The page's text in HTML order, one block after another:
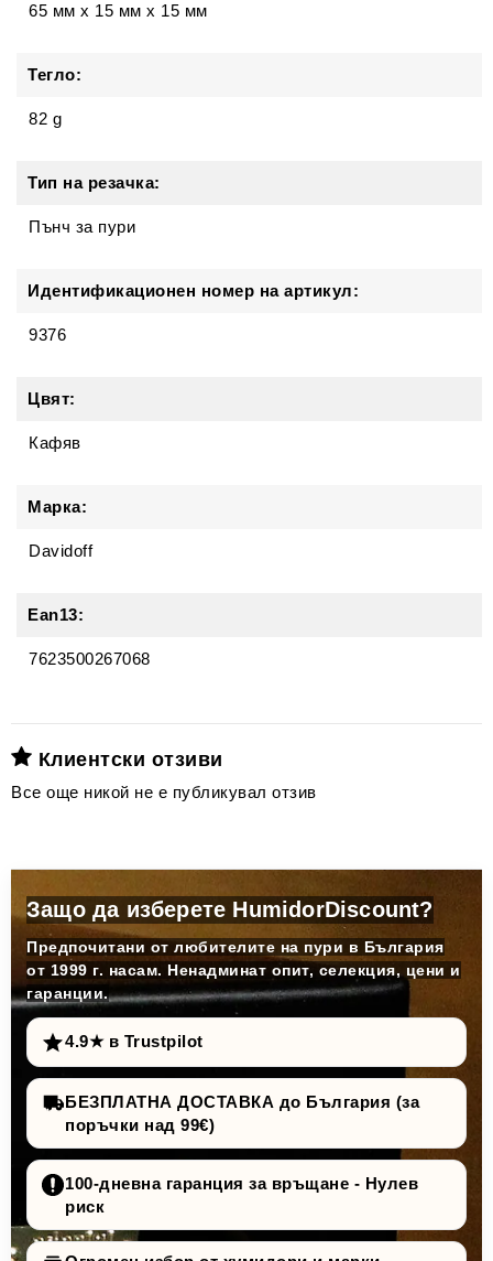
65 мм x 15 мм x 15 мм
Тегло:
82 g
Тип на резачка:
Пънч за пури
Идентификационен номер на артикул:
9376
Цвят:
Кафяв
Марка:
Davidoff
Ean13:
7623500267068
Клиентски отзиви
Все още никой не е публикувал отзив
Защо да изберете HumidorDiscount?
Предпочитани от любителите на пури в България
от 1999 г. насам. Ненадминат опит, селекция, цени и
гаранции.
4.9★ в Trustpilot
БЕЗПЛАТНА ДОСТАВКА до България (за
поръчки над 99€)
100-дневна гаранция за връщане - Нулев
риск